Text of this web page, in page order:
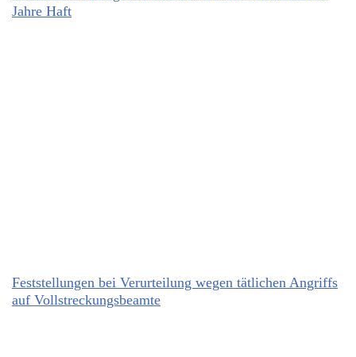
Jahre Haft
Feststellungen bei Verurteilung wegen tätlichen Angriffs
auf Vollstreckungsbeamte